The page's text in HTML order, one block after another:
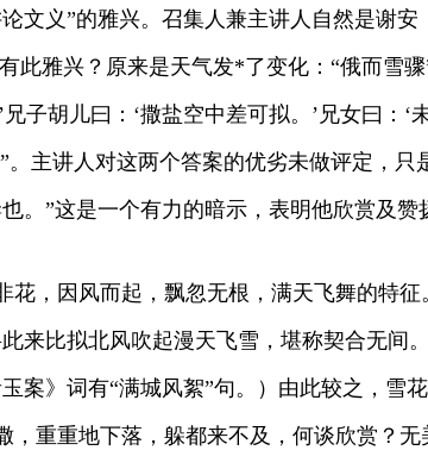
文义”的雅兴。召集人兼主讲人自然是谢
此雅兴？原来是天气发*了变化：“俄而雪
子胡儿曰：‘撒盐空中差可拟。’兄女曰：
主讲人对这两个答案的优劣未做评定，
”这是一个有力的暗示，表明他欣赏及赞
因风而起，飘忽无根，满天飞舞的特征
来比拟北风吹起漫天飞雪，堪称契合无间
案》词有“满城风絮”句。）由此较之，雪
重重地下落，躲都来不及，何谈欣赏？